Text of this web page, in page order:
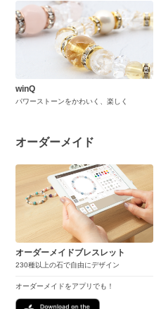
winQ
パワーストーンをかわいく、楽しく
オーダーメイド
オーダーメイドブレスレット
230種以上の石で自由にデザイン
オーダーメイドをアプリでも！